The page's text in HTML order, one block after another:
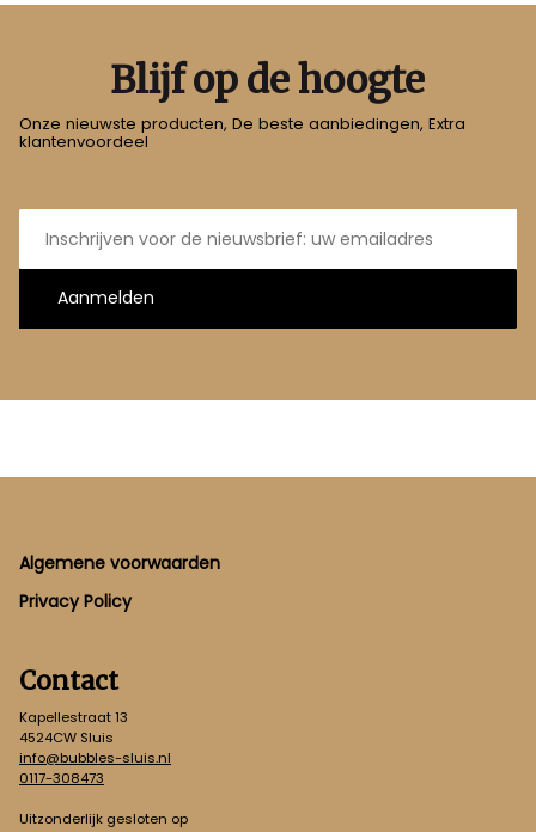
Blijf op de hoogte
Onze nieuwste producten, De beste aanbiedingen, Extra
klantenvoordeel
E-
mailadres
Aanmelden
Footer
Algemene voorwaarden
Privacy Policy
Contact
Kapellestraat 13
4524CW Sluis
info@bubbles-sluis.nl
0117-308473
Uitzonderlijk gesloten op